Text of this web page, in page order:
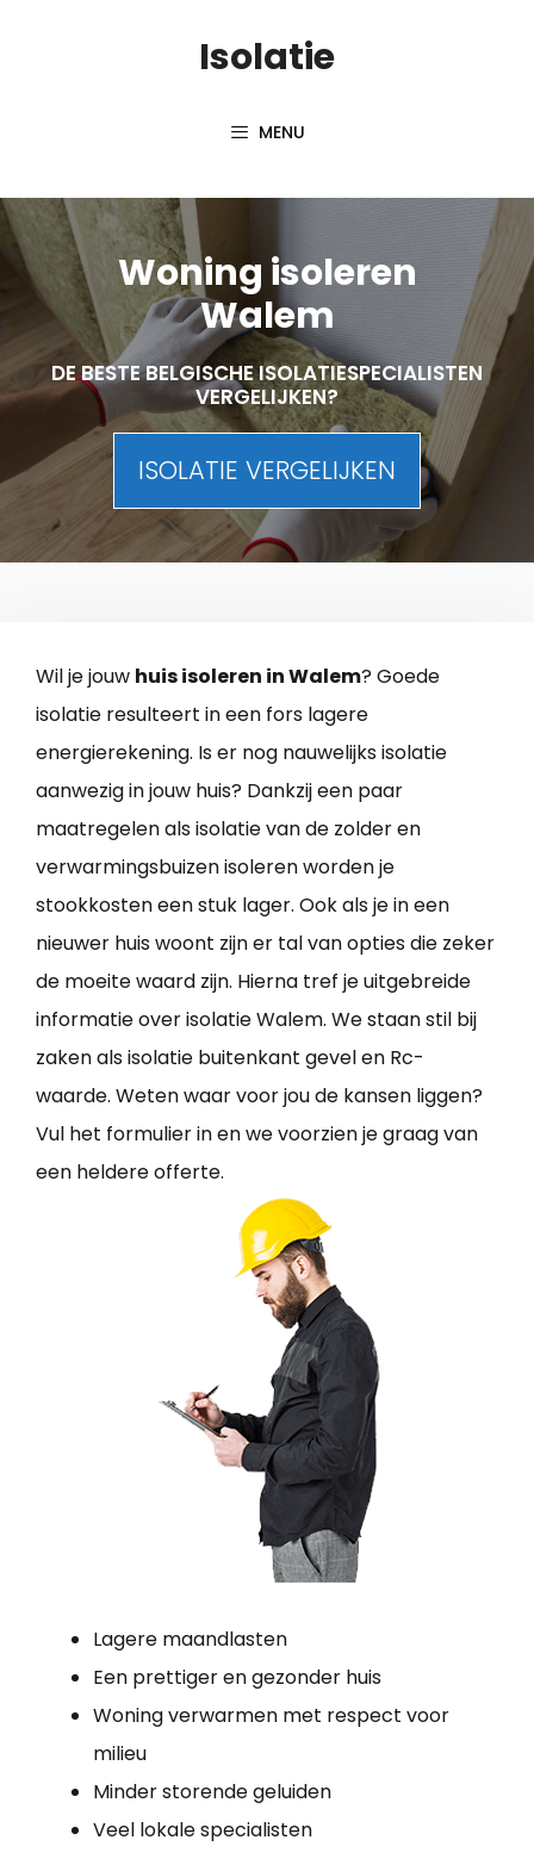
Isolatie
MENU
Woning isoleren
Walem
DE BESTE BELGISCHE ISOLATIESPECIALISTEN
VERGELIJKEN?
ISOLATIE VERGELIJKEN
Wil je jouw huis isoleren in Walem? Goede
isolatie resulteert in een fors lagere
energierekening. Is er nog nauwelijks isolatie
aanwezig in jouw huis? Dankzij een paar
maatregelen als isolatie van de zolder en
verwarmingsbuizen isoleren worden je
stookkosten een stuk lager. Ook als je in een
nieuwer huis woont zijn er tal van opties die zeker
de moeite waard zijn. Hierna tref je uitgebreide
informatie over isolatie Walem. We staan stil bij
zaken als isolatie buitenkant gevel en Rc-
waarde. Weten waar voor jou de kansen liggen?
Vul het formulier in en we voorzien je graag van
een heldere offerte.
Lagere maandlasten
Een prettiger en gezonder huis
Woning verwarmen met respect voor
milieu
Minder storende geluiden
Veel lokale specialisten